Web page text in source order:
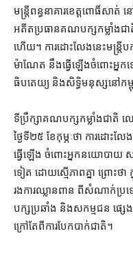
មន្ត្រី​ពន្ធនាគារ​ខេត្តពោធិ៍សាត់
អតីត​ប្រធាន​គណបក្ស​កម្លាំង​ជ
ហើយ។ ការ​ដោះលែង​នេះ​មន្ត្រី​
ម៉ាណែត នឹង​ធ្វើ​ឡើង​ចំពោះ​អ្នក​
ធិបតេយ្យ និង​សិទ្ធិមនុស្ស​នៅ​កម្
ទីប្រឹក្សា​គណបក្ស​កម្លាំង​ជាតិ
ថ្ងៃទី​២៥ ខែកុម្ភៈ​ថា ការ​ដោះល
ធ្វើឡើង ចំពោះ​អ្នកនយោបាយ
ទៀត ដោយ​ស្មើភាព​គ្នា ព្រោះថ
រង​ការ​ឈ្លានពាន ពី​សំណាក់​ប្រទ
បក្ស​ប្រឆាំង និង​សកម្មជន ផ្ស
ក្រៅ​តែ​ពី​ការ​បែកបាក់​ជាតិ។